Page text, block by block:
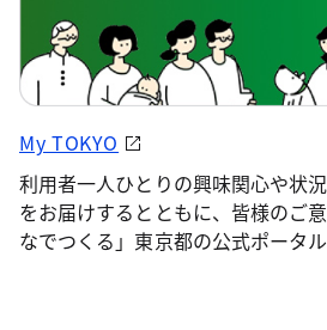
My TOKYO
利用者一人ひとりの興味関心や状
をお届けするとともに、皆様のご
なでつくる」東京都の公式ポータル